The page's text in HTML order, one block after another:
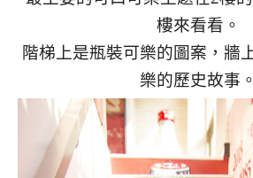
樓來看看。
階梯上是瓶裝可樂的圖案，牆
樂的歷史故事。